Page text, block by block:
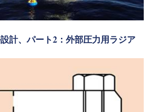
計、パート2：外部圧力用ラジア